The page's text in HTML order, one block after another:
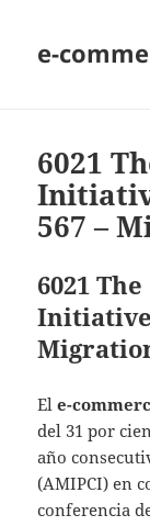
e-
6021
567 –
6021
Ele-
del 31 por
año
(AMIPCI) en
conferencia